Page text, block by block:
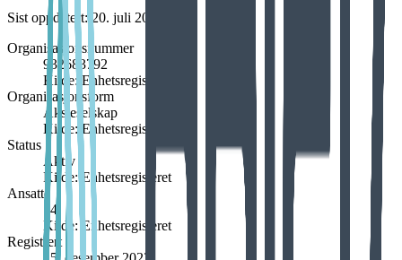
Sist oppdatert: 20. juli 2026
Organisasjonsnummer
932683792
Kilde: Enhetsregisteret
Organisasjonsform
Aksjeselskap
Kilde: Enhetsregisteret
Status
Aktiv
Kilde: Enhetsregisteret
Ansatte
14
Kilde: Enhetsregisteret
Registrert